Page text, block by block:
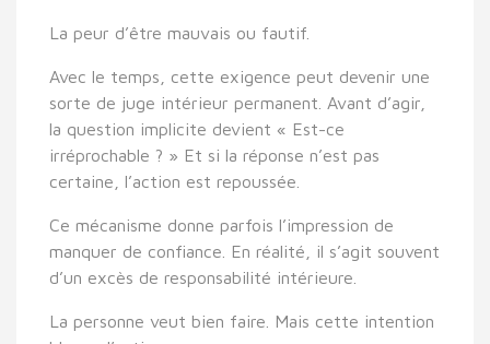
La peur d’être mauvais ou fautif.
Avec le temps, cette exigence peut devenir une
sorte de juge intérieur permanent. Avant d’agir,
la question implicite devient « Est-ce
irréprochable ? » Et si la réponse n’est pas
certaine, l’action est repoussée.
Ce mécanisme donne parfois l’impression de
manquer de confiance. En réalité, il s’agit souvent
d’un excès de responsabilité intérieure.
La personne veut bien faire. Mais cette intention